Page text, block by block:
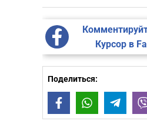
Курсор в
Поделиться:
FacebookWhatsApp